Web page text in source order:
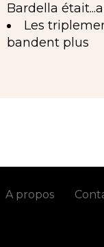
Bardella
Les
bandent plus
A propos